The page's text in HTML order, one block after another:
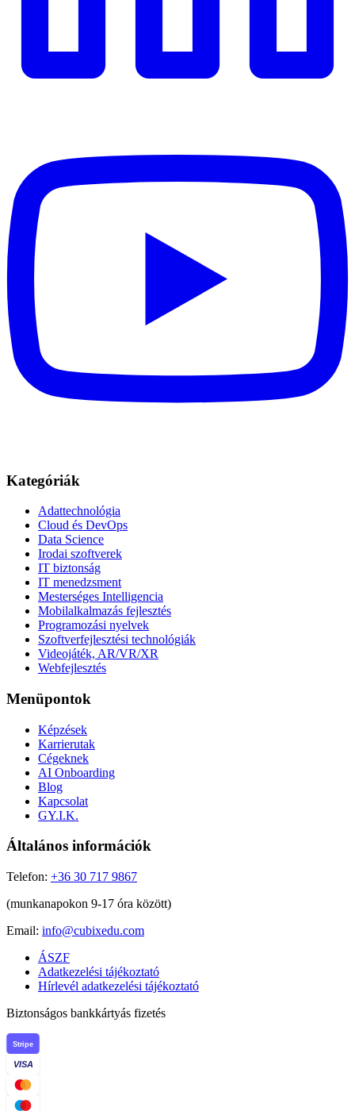
Kategóriák
Adattechnológia
Cloud és DevOps
Data Science
Irodai szoftverek
IT biztonság
IT menedzsment
Mesterséges Intelligencia
Mobilalkalmazás fejlesztés
Programozási nyelvek
Szoftverfejlesztési technológiák
Videojáték, AR/VR/XR
Webfejlesztés
Menüpontok
Képzések
Karrierutak
Cégeknek
AI Onboarding
Blog
Kapcsolat
GY.I.K.
Általános információk
Telefon: +36 30 717 9867
(munkanapokon 9-17 óra között)
Email: info@cubixedu.com
ÁSZF
Adatkezelési tájékoztató
Hírlevél adatkezelési tájékoztató
Biztonságos bankkártyás fizetés
Stripe
VISA